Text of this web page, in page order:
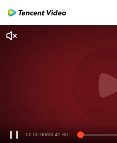
00:00:00/00:45:30